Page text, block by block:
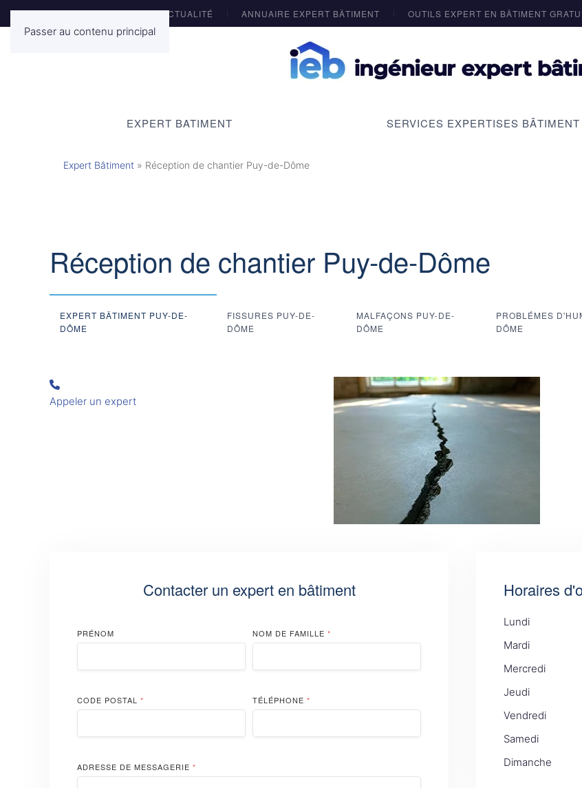
Passer au contenu principal
ACTUALITÉ ANNUAIRE EXPERT BÂTIMENT OUTILS EXPERT EN BÂTIMENT
EXPERT BATIMENT SERVICES EXPERTISES BÂTIMENT
Expert Bâtiment » Réception de chantier Puy-de-Dôme
Réception de chantier Puy-de-Dôme
EXPERT BÂTIMENT PUY-DE-
DÔME
FISSURES PUY-DE-
DÔME
MALFAÇONS PUY-DE-
DÔME
PROBLÉMES
DÔME
Appeler un expert
Contacter un expert en bâtiment
PRÉNOM NOM DE FAMILLE *
CODE POSTAL * TÉLÉPHONE *
ADRESSE DE MESSAGERIE *
Horaires
Lundi
Mardi
Mercredi
Jeudi
Vendredi
Samedi
Dimanche